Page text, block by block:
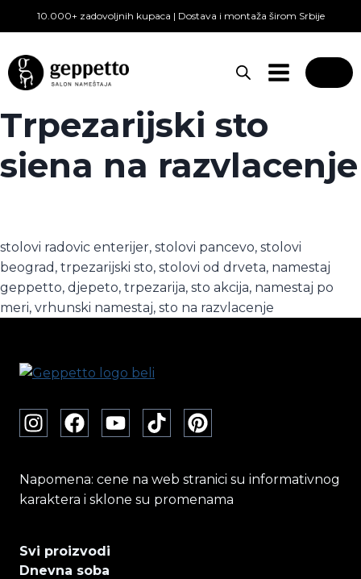
to
10.000+ zadovoljnih kupaca | Dostava i montaža širom Srbije
Trpezarijski sto
siena na razvlacenje
stolovi radovic enterijer, stolovi pancevo, stolovi
beograd, trpezarijski sto, stolovi od drveta, namestaj
geppetto, djepeto, trpezarija, sto akcija, namestaj po
meri, vrhunski namestaj, sto na razvlacenje
Napomena: cene na web stranici su informativnog
karaktera i sklone su promenama
Svi proizvodi
Dnevna soba